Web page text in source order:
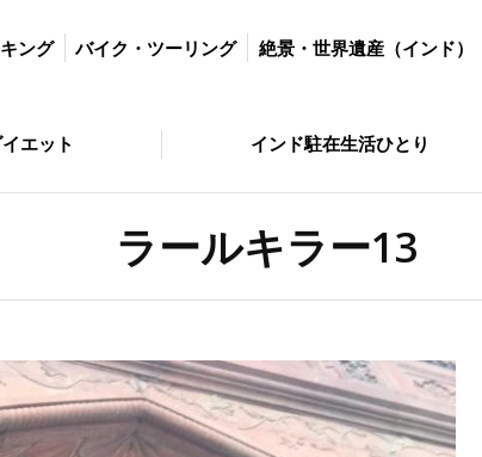
ング バイク・ツーリング 絶景・世界遺産（インド）
エット インド駐在生活ひとり
ラールキラー13
ーリング 絶景・世界遺産（インド） ブッダの歩いた道